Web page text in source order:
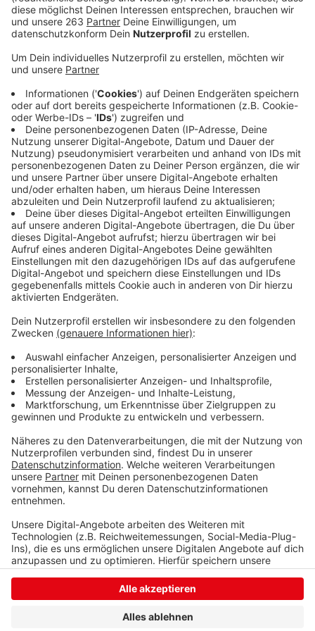
Anzeige
Der Borkenkäfer hat im Siegerland dafür gesorgt, dass
gibt. Die toten Fichten wurden gefällt und
abtransportiert. So langsam geht es ans
Wiederaufforsten. Dazu wollen auch Kinder und
Jugendliche der CVJM-Jungscharen beitragen. In
Wahlbach beginnt am Samstag eine
Aufforstungsaktion, die unter dem Titel „Kinder
pflanzen Zukunft“ steht. Rund 3000 bis 4000 Eicheln
sind gesammelt worden. Sie sollen nun auf dem
Höhenzug „Schallroth“ bei Wahlbach vergraben
werden. Hans-Peter Ginsberg hat die Aktion
koordiniert. Er sagte im Radio-Siegen-Interview, dass
es wohl noch die eine oder andere Pflanzaktion geben
dürfte. In den kommenden Jahren werde man darauf
achten, dass die jungen Bäumchen nicht von Unkraut
zugewuchert werden. Die Eicheln wurden z. B.
zwischen Gilsbach und Wahlbach gesammelt. Die
Pflanzaktion geschieht in Abstimmung mit der
Waldgenossenschaft. Sie wird vom zuständigen
Revierförster geleitet.
Anzeige
Anzeige